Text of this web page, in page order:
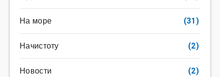
На море (31)
Начистоту (2)
Новости (2)